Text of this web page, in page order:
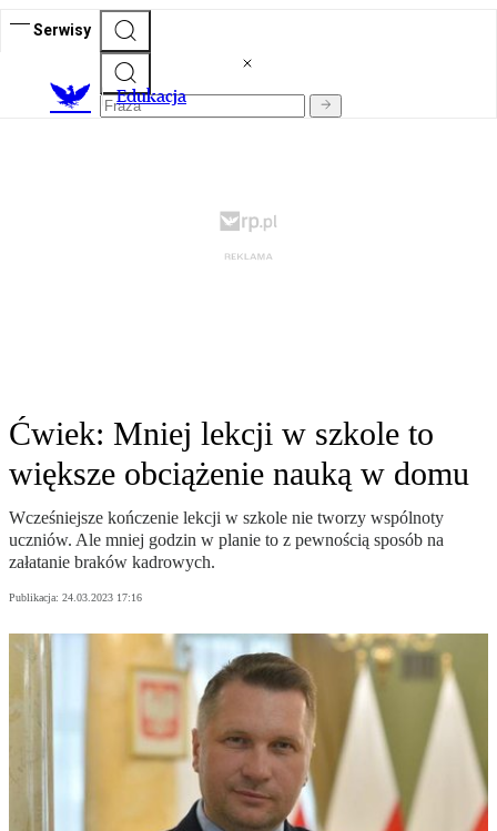
Serwisy
Edukacja
Ćwiek: Mniej lekcji w szkole to
większe obciążenie nauką w domu
Wcześniejsze kończenie lekcji w szkole nie tworzy wspólnoty
uczniów. Ale mniej godzin w planie to z pewnością sposób na
załatanie braków kadrowych.
Publikacja: 24.03.2023 17:16